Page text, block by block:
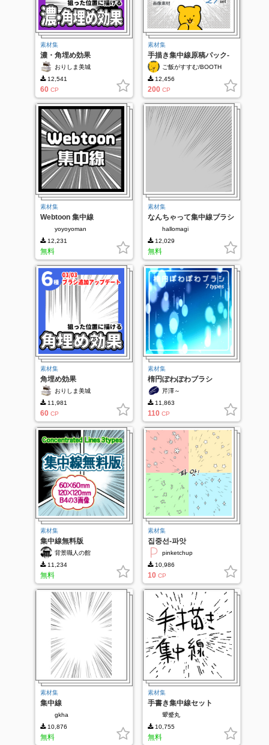
素材集
濃・角埋め効果
おりしま美城
12,541
60 CP
素材集
手描き集中線原稿パック-
ノイズ入り-
ご飯がすすむ/BOOTH
12,456
200 CP
素材集
Webtoon 集中線
yoyoyoman
12,231
無料
素材集
なんちゃって集中線ブラシ
hallomagi
12,029
無料
素材集
角埋め効果
おりしま美城
11,981
60 CP
素材集
楕円ぽわぽわブラシ
芹澤～
11,863
110 CP
素材集
集中線無料版
背景職人の館
11,234
無料
素材集
집중선-파앗
pinketchup
10,986
10 CP
素材集
集中線
gkha
10,876
無料
素材集
手書き集中線セット
顰蹙丸
10,755
無料